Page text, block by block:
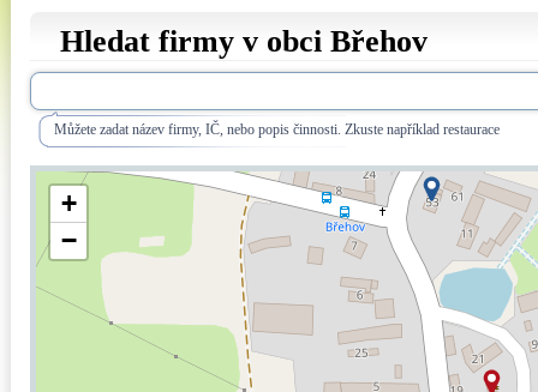
Hledat firmy v obci Břehov
Můžete zadat název firmy, IČ, nebo popis činnosti. Zkuste například restaurace
+
−